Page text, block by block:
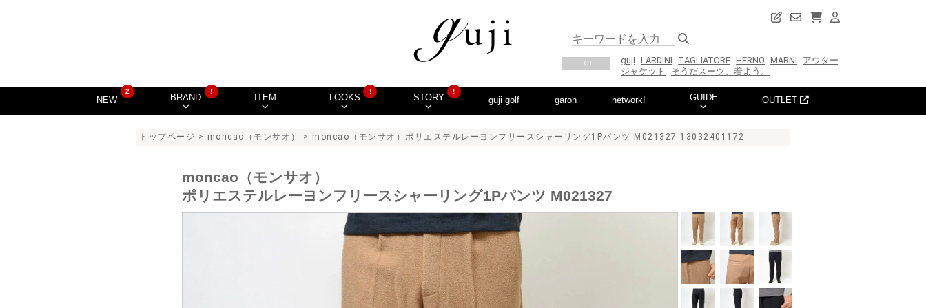
HOT guji LARDINI TAGLIATORE HERNO MARNI
アウター
ジャケット
そうだスーツ、着よう。
NEW
2
BRAND
!
ITEM LOOKS
!
STORY
!
guji golf garoh network! GUIDE OUTLET
トップページ > moncao（モンサオ） > moncao（モンサオ）ポリエステルレーヨンフリースシャーリング1Pパンツ M021327 13032401172